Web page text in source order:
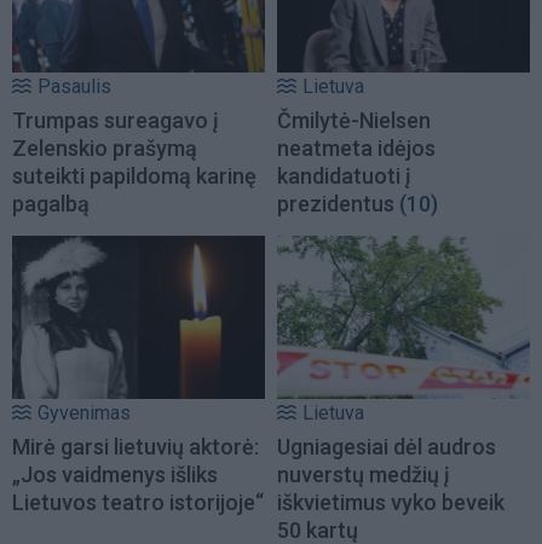
Pasaulis
Trumpas sureagavo į
Zelenskio prašymą
suteikti papildomą karinę
pagalbą
Lietuva
Čmilytė-Nielsen
neatmeta idėjos
kandidatuoti į
prezidentus (10)
Gyvenimas
Mirė garsi lietuvių aktorė:
„Jos vaidmenys išliks
Lietuvos teatro istorijoje“
Lietuva
Ugniagesiai dėl audros
nuverstų medžių į
iškvietimus vyko beveik
50 kartų